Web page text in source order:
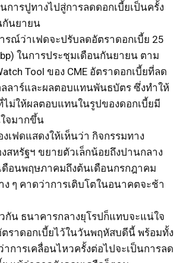
การปูทางไปสู่การลดดอกเบี้ยเป็นครั้ง
กันยายน
รณ์ว่าเฟดจะปรับลดอัตราดอกเบี้ย 25
ในการประชุมเดือนกันยายน ตาม
Tool ของ CME อัตราดอกเบี้ยที่ลด
ลาร์และผลตอบแทนพันธบัตร ซึ่งทำให้
ไม่ให้ผลตอบแทนในรูปของดอกเบี้ยมี
จมากขึ้น
เฟดแสดงให้เห็นว่า กิจกรรมทาง
สหรัฐฯ ขยายตัวเล็กน้อยถึงปานกลาง
ดือนพฤษภาคมถึงต้นเดือนกรกฎาคม
ๆ คาดว่าการเติบโตในอนาคตจะช้า
กัน ธนาคารกลางยุโรปก็แทบจะแน่ใจ
ราดอกเบี้ยไว้ในวันพฤหัสบดีนี้ พร้อมทั้ง
การเคลื่อนไหวครั้งต่อไปจะเป็นการลด